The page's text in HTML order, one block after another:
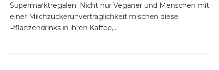
Supermarktregalen. Nicht nur Veganer und Menschen mit
einer Milchzuckerunverträglichkeit mischen diese
Pflanzendrinks in ihren Kaffee,…